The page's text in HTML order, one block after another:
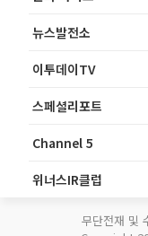
뉴스발전소
이투데이TV
스페셜리포트
Channel 5
위너스IR클럽
무단전재 및